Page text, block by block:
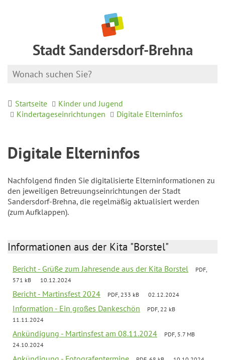
Stadt Sandersdorf-Brehna
Startseite
Kinder und Jugend
Kindertageseinrichtungen
Digitale Elterninfos
Digitale Elterninfos
Nachfolgend finden Sie digitalisierte Elterninformationen zu
den jeweiligen Betreuungseinrichtungen der Stadt
Sandersdorf-Brehna, die regelmäßig aktualisiert werden
(zum Aufklappen).
Informationen aus der Kita "Borstel"
Bericht - Grüße zum Jahresende aus der Kita Borstel
PDF,
571 kB
10.12.2024
Bericht - Martinsfest 2024 PDF, 233 kB 02.12.2024
Information - Ein großes Dankeschön
PDF, 22 kB
11.11.2024
Ankündigung - Martinsfest am 08.11.2024
PDF, 5.7 MB
24.10.2024